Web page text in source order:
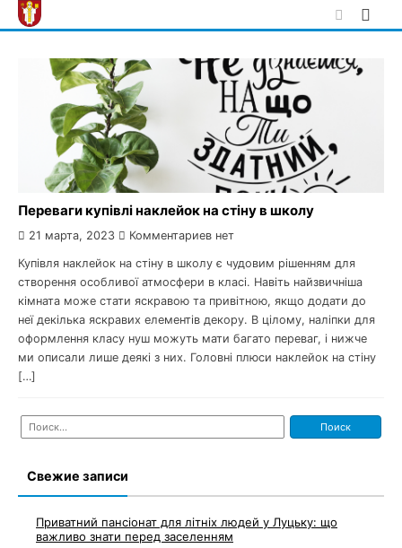
Skip
to
Переваги купівлі наклейок на стіну в школу
21 марта, 2023 Комментариев нет
Купівля наклейок на стіну в школу є чудовим рішенням для
створення особливої атмосфери в класі. Навіть найзвичніша
кімната може стати яскравою та привітною, якщо додати до
неї декілька яскравих елементів декору. В цілому, наліпки для
оформлення класу нуш можуть мати багато переваг, і нижче
ми описали лише деякі з них. Головні плюси наклейок на стіну
[…]
Найти:
Свежие записи
Приватний пансіонат для літніх людей у Луцьку: що
важливо знати перед заселенням